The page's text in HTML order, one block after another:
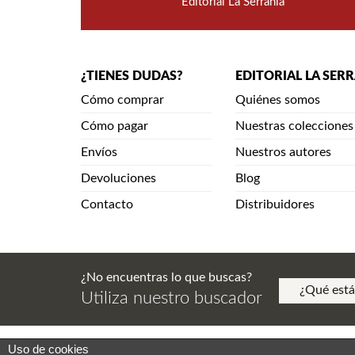
¿TIENES DUDAS?
Cómo comprar
Cómo pagar
Envíos
Devoluciones
Contacto
EDITORIAL LA
Quiénes somos
Nuestras colecciones
Nuestros autores
Blog
Distribuidores
¿No encuentras lo que buscas?
Utiliza nuestro buscador
Aviso Legal. Política de Privacidad. Aviso de
Uso de cookies